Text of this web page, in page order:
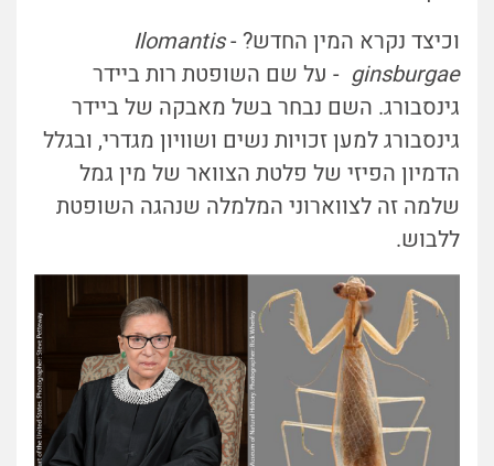
וכיצד נקרא המין החדש? -Ilomantis
ginsburgae - על שם השופטת רות ביידר
גינסבורג. השם נבחר בשל מאבקה של ביידר
גינסבורג למען זכויות נשים ושוויון מגדרי, ובגלל
הדמיון הפיזי של פלטת הצוואר של מין גמל
שלמה זה לצווארוני המלמלה שנהגה השופטת
ללבוש.